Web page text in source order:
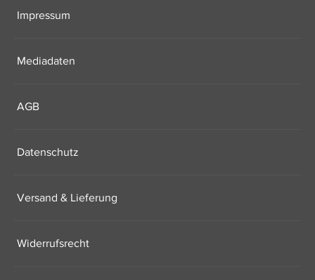
Impressum
Mediadaten
AGB
Datenschutz
Versand & Lieferung
Widerrufsrecht